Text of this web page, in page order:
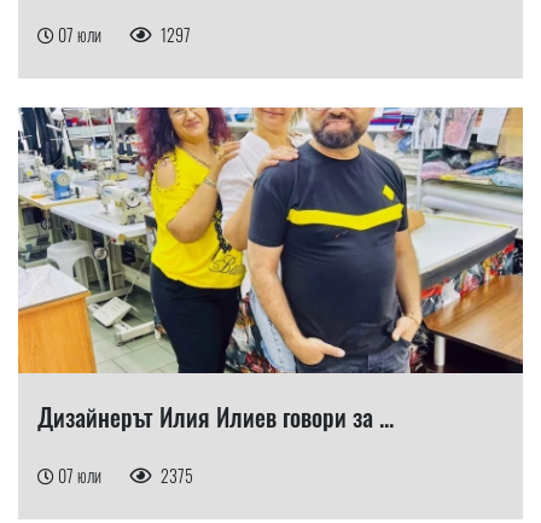
07 юли 1297
Дизайнерът Илия Илиев говори за ...
07 юли 2375